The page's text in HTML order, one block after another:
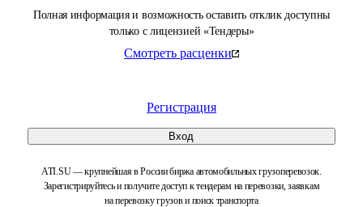
Полная информация и возможность оставить отклик доступны
только с лицензией «Тендеры»
Смотреть расценки
Регистрация
Вход
ATI.SU — крупнейшая в России биржа автомобильных грузоперевозок.
Зарегистрируйтесь и получите доступ к тендерам на перевозки, заявкам
на перевозку грузов и поиск транспорта